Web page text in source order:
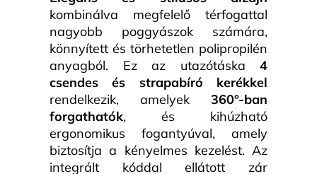
kombinálva megfelelő térfogattal
nagyobb poggyászok számára,
könnyített és törhetetlen polipropilén
anyagból. Ez az utazótáska 4
csendes és strapabíró kerékkel
rendelkezik, amelyek 360°-ban
forgathatók, és kihúzható
ergonomikus fogantyúval, amely
biztosítja a kényelmes kezelést. Az
integrált kóddal ellátott zár